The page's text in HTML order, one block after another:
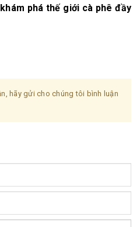
phá thế giới cà phê đầy
hãy gửi cho chúng tôi bình luận